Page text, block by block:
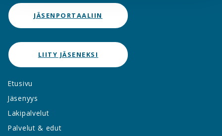
JÄSENPORTAALIIN
LIITY JÄSENEKSI
Etusivu
Jäsenyys
Lakipalvelut
Palvelut & edut